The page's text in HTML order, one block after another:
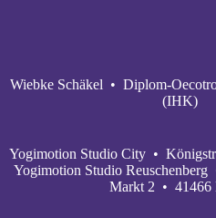
Wiebke Schäkel • Diplom-
(IHK)
Yogimotion Studio City •
Yogimotion Studio Reuschenberg
Markt 2 • 41466